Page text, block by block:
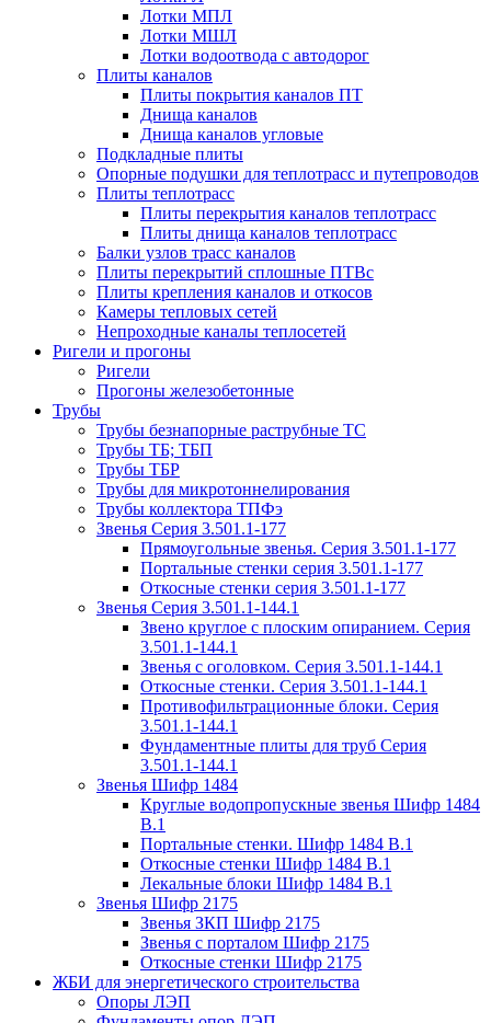
Лотки МПЛ
Лотки МШЛ
Лотки водоотвода с автодорог
Плиты каналов
Плиты покрытия каналов ПТ
Днища каналов
Днища каналов угловые
Подкладные плиты
Опорные подушки для теплотрасс и путепроводов
Плиты теплотрасс
Плиты перекрытия каналов теплотрасс
Плиты днища каналов теплотрасс
Балки узлов трасс каналов
Плиты перекрытий сплошные ПТВс
Плиты крепления каналов и откосов
Камеры тепловых сетей
Непроходные каналы теплосетей
Ригели и прогоны
Ригели
Прогоны железобетонные
Трубы
Трубы безнапорные раструбные ТС
Трубы ТБ; ТБП
Трубы ТБР
Трубы для микротоннелирования
Трубы коллектора ТПФэ
Звенья Серия 3.501.1-177
Прямоугольные звенья. Серия 3.501.1-177
Портальные стенки серия 3.501.1-177
Откосные стенки серия 3.501.1-177
Звенья Серия 3.501.1-144.1
Звено круглое с плоским опиранием. Серия
3.501.1-144.1
Звенья с оголовком. Серия 3.501.1-144.1
Откосные стенки. Серия 3.501.1-144.1
Противофильтрационные блоки. Серия
3.501.1-144.1
Фундаментные плиты для труб Серия
3.501.1-144.1
Звенья Шифр 1484
Круглые водопропускные звенья Шифр 1484
В.1
Портальные стенки. Шифр 1484 В.1
Откосные стенки Шифр 1484 В.1
Лекальные блоки Шифр 1484 В.1
Звенья Шифр 2175
Звенья ЗКП Шифр 2175
Звенья с порталом Шифр 2175
Откосные стенки Шифр 2175
ЖБИ для энергетического строительства
Опоры ЛЭП